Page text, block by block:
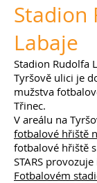
Stadion
Labaje
Stadion Rudolfa
Tyršově ulici je
mužstva
Třinec.
V areálu na
fotbalové hřiště
fotbalové hřiště
STARS
Fotbalovém